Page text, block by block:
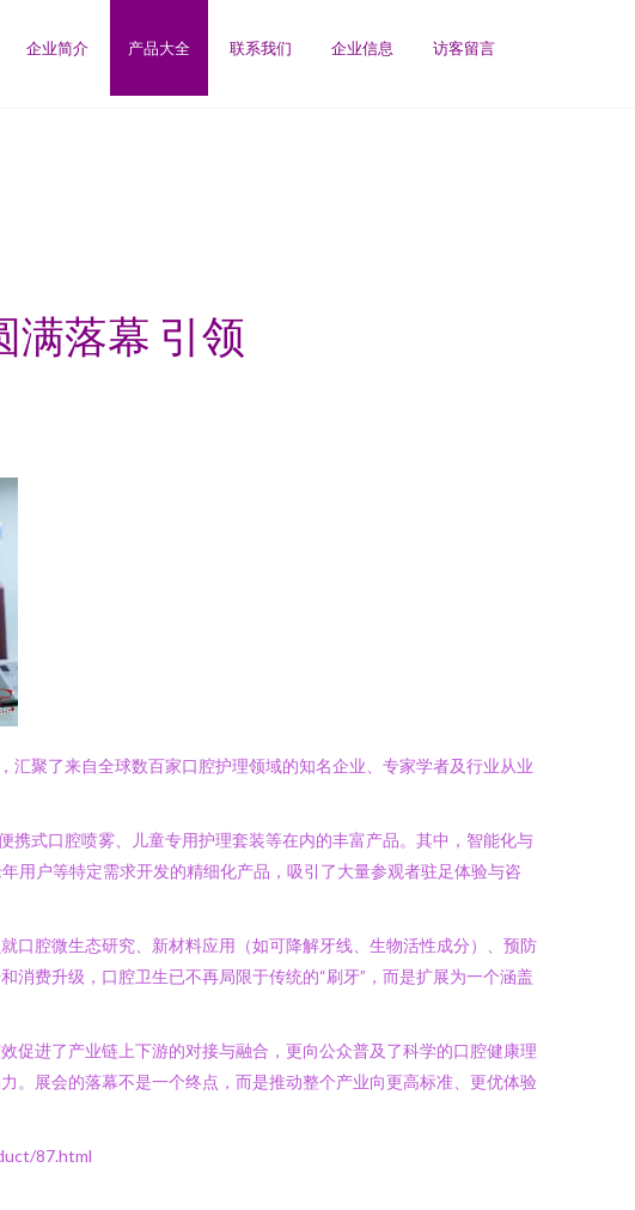
企业简介 产品大全 联系我们 企业信息 访客留言
满落幕 引领
聚了来自全球数百家口腔护理领域的知名企业、专家学者及行业从业
携式口腔喷雾、儿童专用护理套装等在内的丰富产品。其中，智能化与
用户等特定需求开发的精细化产品，吸引了大量参观者驻足体验与咨
口腔微生态研究、新材料应用（如可降解牙线、生物活性成分）、预防
费升级，口腔卫生已不再局限于传统的“刷牙”，而是扩展为一个涵盖
促进了产业链上下游的对接与融合，更向公众普及了科学的口腔健康理
。展会的落幕不是一个终点，而是推动整个产业向更高标准、更优体验
87.html